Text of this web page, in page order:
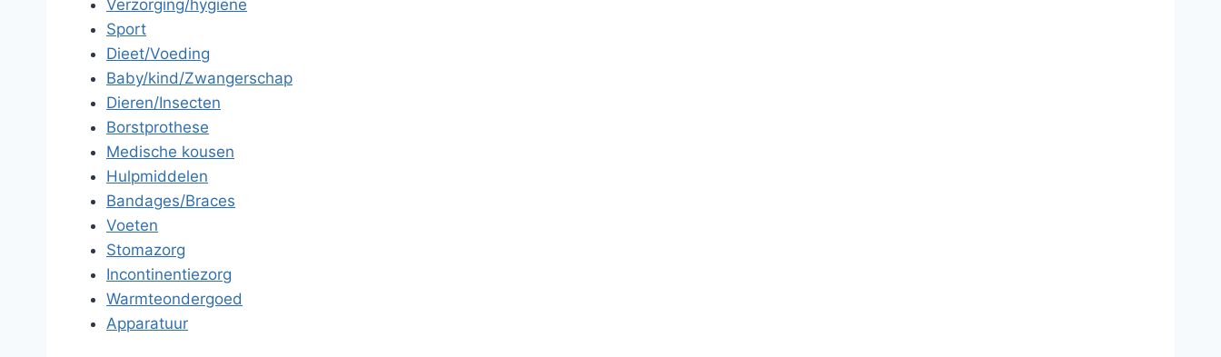
Verzorging/hygiëne
Sport
Dieet/Voeding
Baby/kind/Zwangerschap
Dieren/Insecten
Borstprothese
Medische kousen
Hulpmiddelen
Bandages/Braces
Voeten
Stomazorg
Incontinentiezorg
Warmteondergoed
Apparatuur